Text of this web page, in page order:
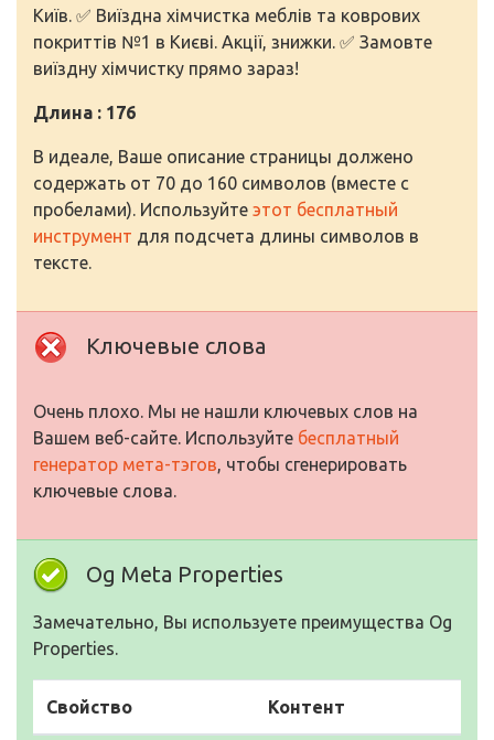
Київ. ✅ Виїздна хімчистка меблів та коврових
покриттів №1 в Києві. Акції, знижки. ✅ Замовте
виїздну хімчистку прямо зараз!
Длина : 176
В идеале, Ваше описание страницы должено
содержать от 70 до 160 символов (вместе с
пробелами). Используйте этот бесплатный
инструмент для подсчета длины символов в
тексте.
Ключевые слова
Очень плохо. Мы не нашли ключевых слов на
Вашем веб-сайте. Используйте бесплатный
генератор мета-тэгов, чтобы сгенерировать
ключевые слова.
Og Meta Properties
Замечательно, Вы используете преимущества Og
Properties.
Свойство Контент